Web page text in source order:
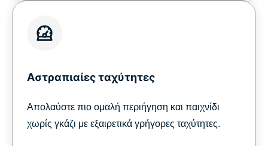
Αστραπιαίες ταχύτητες
Απολαύστε πιο ομαλή περιήγηση και παιχνίδι
χωρίς γκάζι με εξαιρετικά γρήγορες ταχύτητες.